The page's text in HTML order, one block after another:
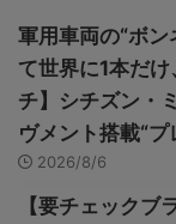
軍用車両の“ボ
て世界に1本だ
チ】シチズン・
ヴメント搭載“
2026/8/6
【要チェックブ